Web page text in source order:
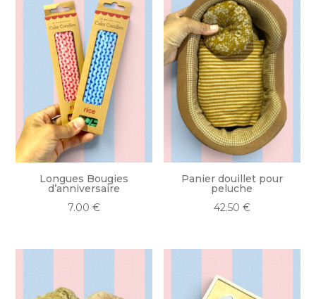
Longues Bougies
d’anniversaire
7.00€
Panier douillet pour
peluche
42.50 €